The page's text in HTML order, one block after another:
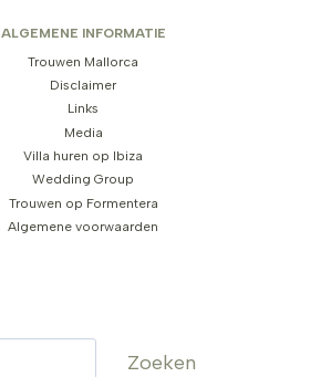
ALGEMENE INFORMATIE
Trouwen Mallorca
Disclaimer
Links
Media
Villa huren op Ibiza
Wedding Group
Trouwen op Formentera
Algemene voorwaarden
Zoeken